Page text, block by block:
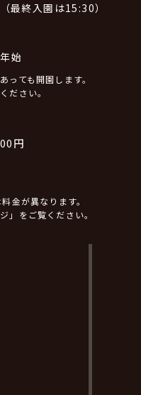
最終入園は15:30）
始
ても開園します。
ださい。
円
金が異なります。
」をご覧ください。